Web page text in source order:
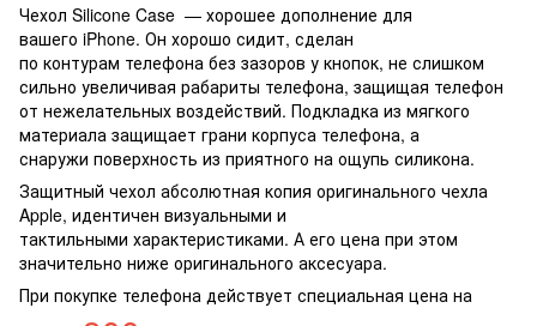
Чехол Silicone Case — хорошее дополнение для
вашего iPhone. Он хорошо сидит, сделан
по контурам телефона без зазоров у кнопок, не слишком
сильно увеличивая рабариты телефона, защищая телефон
от нежелательных воздействий. Подкладка из мягкого
материала защищает грани корпуса телефона, а
снаружи поверхность из приятного на ощупь силикона.
Защитный чехол абсолютная копия оригинального чехла
Apple, идентичен визуальными и
тактильными характеристиками. А его цена при этом
значительно ниже оригинального аксесуара.
При покупке телефона действует специальная цена на